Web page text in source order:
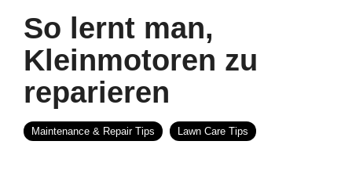
So lernt man,
Kleinmotoren zu
reparieren
Maintenance & Repair Tips Lawn Care Tips